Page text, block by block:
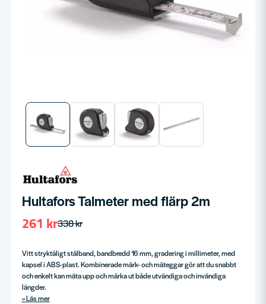
Hultafors Talmeter med flärp 2m
338 kr
261 kr
Vitt stryktåligt stålband, bandbredd 16 mm, gradering i millimeter, med
kapsel i ABS-plast. Kombinerade märk- och mäteggar gör att du snabbt
och enkelt kan mäta upp och märka ut både utvändiga och invändiga
längder.
Läs mer